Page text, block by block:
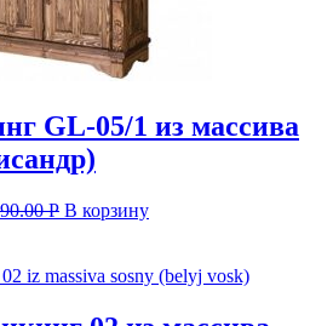
GL-05/1 из массива
Р В корзину